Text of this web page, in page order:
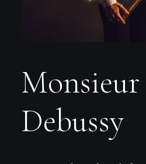
Monsieur
Debussy